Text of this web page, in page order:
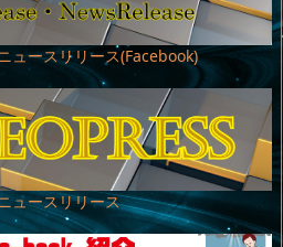
ュースリリース(Facebook)
ュースリリース